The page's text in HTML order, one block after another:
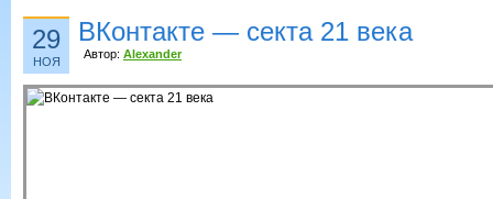
29
НОЯ
ВКонтакте — секта 21 века
Автор: Alexander